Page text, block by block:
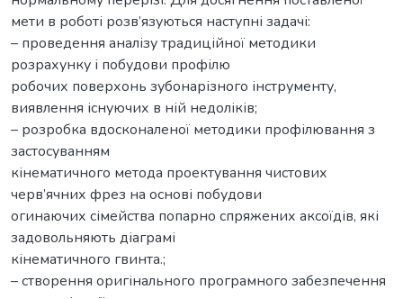
мети в роботі розв’язуються наступні задачі:
– проведення аналізу традиційної методики
розрахунку і побудови профілю
робочих поверхонь зубонарізного інструменту,
виявлення існуючих в ній недоліків;
– розробка вдосконаленої методики профілювання з
застосуванням
кінематичного метода проектування чистових
черв’ячних фрез на основі побудови
огинаючих сімейства попарно спряжених аксоїдів, які
задовольняють діаграмі
кінематичного гвинта.;
– створення оригінального програмного забезпечення